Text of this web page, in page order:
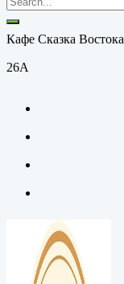
Кафе Сказка
26А